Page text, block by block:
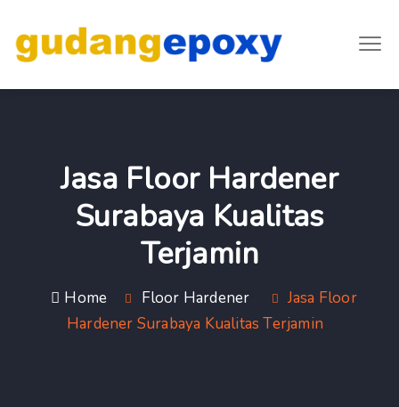
Jasa Floor Hardener
Surabaya Kualitas
Terjamin
Home Floor Hardener
Jasa Floor
Hardener Surabaya Kualitas Terjamin